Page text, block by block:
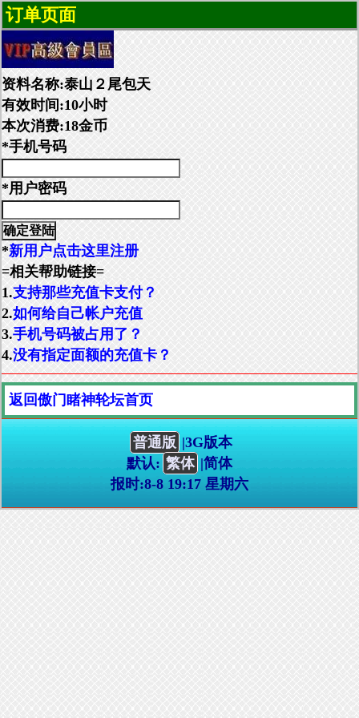
订单页面
资料名称:泰山２尾包天
有效时间:10小时
本次消费:18金币
*手机号码
*用户密码
*新用户点击这里注册
=相关帮助链接=
1.支持那些充值卡支付？
2.如何给自己帐户充值
3.手机号码被占用了？
4.没有指定面额的充值卡？
返回傲门睹神轮坛首页
普通版 |3G版本
默认: 繁体 |简体
报时:8-8 19:17 星期六